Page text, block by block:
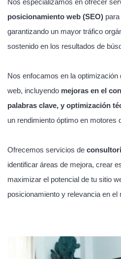
posicionamiento web (SEO)
garantizando un mayor tráfico
sostenido en los resultados de
Nos enfocamos en la
web, incluyendo mejoras en el
palabras clave, y optimización
un rendimiento óptimo en motores
Ofrecemos servicios de
identificar áreas de mejora, crear
maximizar el potencial de tu sitio
posicionamiento y relevancia en el